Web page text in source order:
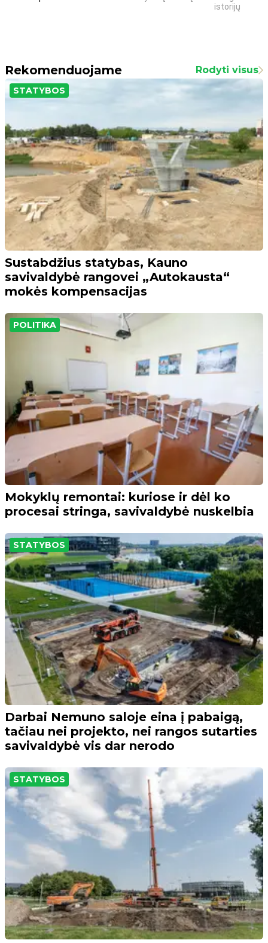
istorijų
Rekomenduojame Rodyti visus
STATYBOS
Sustabdžius statybas, Kauno
savivaldybė rangovei „Autokausta“
mokės kompensacijas
POLITIKA
Mokyklų remontai: kuriose ir dėl ko
procesai stringa, savivaldybė nuskelbia
STATYBOS
Darbai Nemuno saloje eina į pabaigą,
tačiau nei projekto, nei rangos sutarties
savivaldybė vis dar nerodo
STATYBOS